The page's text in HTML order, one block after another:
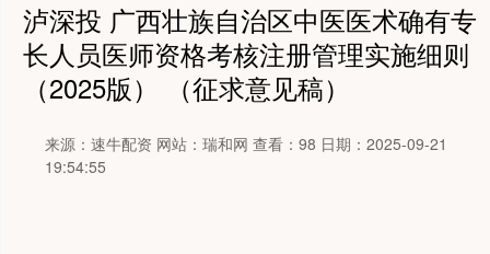
泸深投 广西壮族自治区中医医术确有专
长人员医师资格考核注册管理实施细则
（2025版） （征求意见稿）
来源：速牛配资 网站：瑞和网 查看：98 日期：2025-09-21
19:54:55